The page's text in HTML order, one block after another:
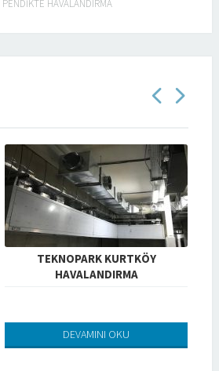
PENDIKTE HAVALANDIRMA
ÜMRANİYE
DEVAMINI OKU